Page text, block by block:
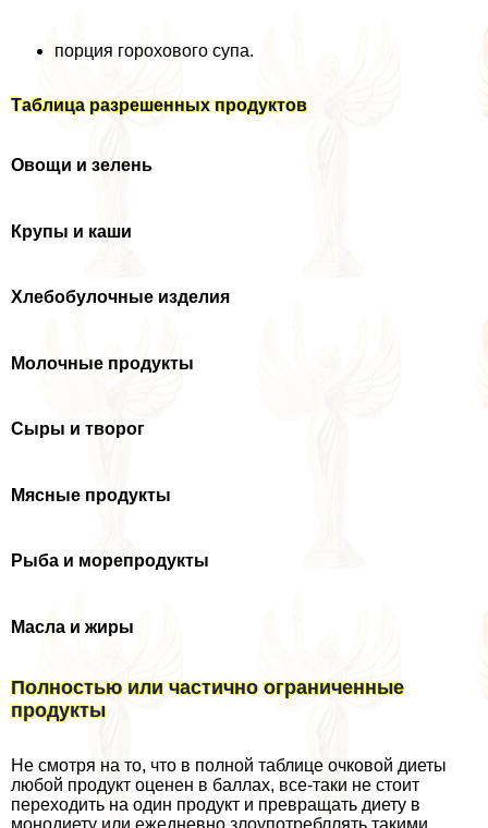
порция горохового супа.
Таблица разрешенных продуктов
Овощи и зелень
Крупы и каши
Хлебобулочные изделия
Молочные продукты
Сыры и творог
Мясные продукты
Рыба и морепродукты
Масла и жиры
Полностью или частично ограниченные
продукты
Не смотря на то, что в полной таблице очковой диеты
любой продукт оценен в баллах, все-таки не стоит
переходить на один продукт и превращать диету в
монодиету или ежедневно злоупотрeбллять такими